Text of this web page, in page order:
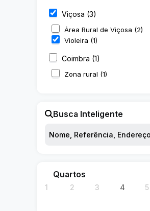
Viçosa (3)
Área Rural de Viçosa (2)
Violeira (1)
Coimbra (1)
Zona rural (1)
Busca Inteligente
Quartos
1 2 3 4 5